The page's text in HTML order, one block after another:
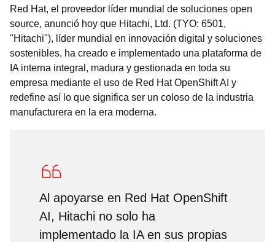
Red Hat, el proveedor líder mundial de soluciones open
source, anunció hoy que Hitachi, Ltd. (TYO: 6501,
"Hitachi"), líder mundial en innovación digital y soluciones
sostenibles, ha creado e implementado una plataforma de
IA interna integral, madura y gestionada en toda su
empresa mediante el uso de Red Hat OpenShift AI y
redefine así lo que significa ser un coloso de la industria
manufacturera en la era moderna.
Al apoyarse en Red Hat OpenShift
AI, Hitachi no solo ha
implementado la IA en sus propias